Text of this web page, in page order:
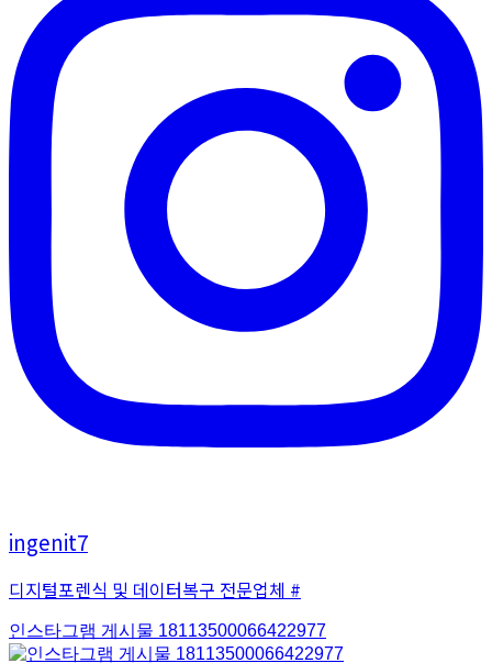
ingenit7
디지털포렌식 및 데이터복구 전문업체 #
인스타그램 게시물 18113500066422977